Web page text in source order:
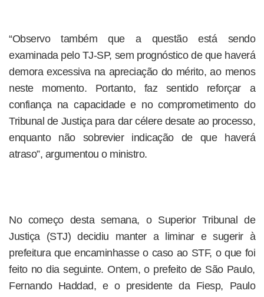
“Observo também que a questão está sendo
examinada pelo TJ-SP, sem prognóstico de que haverá
demora excessiva na apreciação do mérito, ao menos
neste momento. Portanto, faz sentido reforçar a
confiança na capacidade e no comprometimento do
Tribunal de Justiça para dar célere desate ao processo,
enquanto não sobrevier indicação de que haverá
atraso”, argumentou o ministro.
No começo desta semana, o Superior Tribunal de
Justiça (STJ) decidiu manter a liminar e sugerir à
prefeitura que encaminhasse o caso ao STF, o que foi
feito no dia seguinte. Ontem, o prefeito de São Paulo,
Fernando Haddad, e o presidente da Fiesp, Paulo